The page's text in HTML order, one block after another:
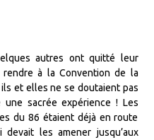
autres ont quitté leur
à la Convention de la
ils et elles ne se doutaient pas
une sacrée expérience ! Les
du 86 étaient déjà en route
les amener jusqu’aux